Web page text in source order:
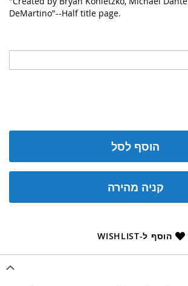
הוסף לסל
קניה מהירה
הוסף ל-WISHLIST
DeMartino"--Half title page.